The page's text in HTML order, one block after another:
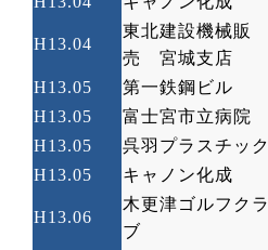
H13.04
東北建設機械販
売 宮城支店
H13.05 第一鉄鋼ビル
H13.05
富士宮市立病院
H13.05
呉羽プラスチック
H13.05
キャノン化成
H13.06
木更津ゴルフクラ
ブ